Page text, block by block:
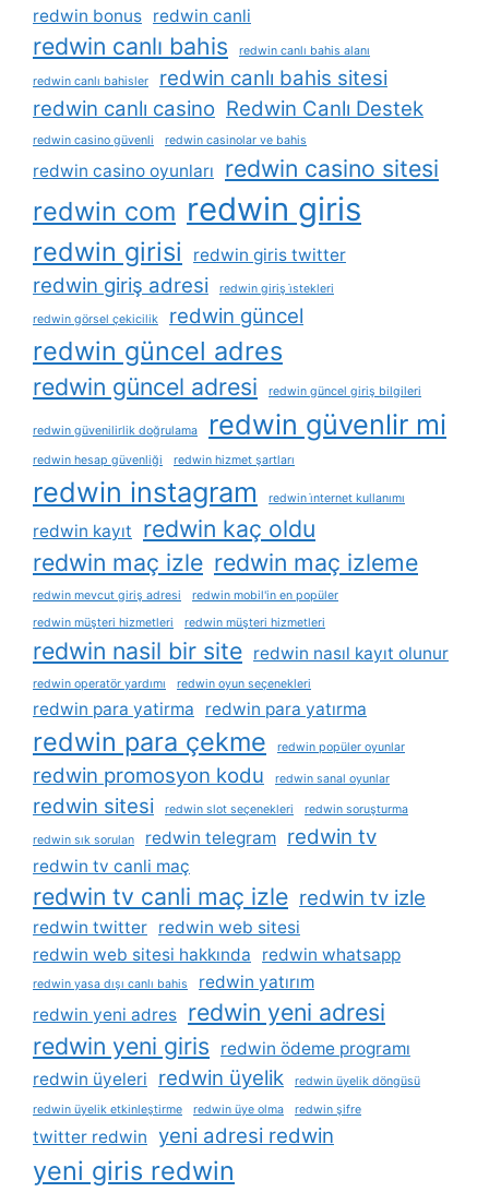
redwin bonus redwin canli
redwin canlı bahis redwin canlı bahis alanı
redwin canlı bahisler
redwin canlı bahis sitesi
redwin canlı casino Redwin Canlı Destek
redwin casino güvenli redwin casinolar ve bahis
redwin casino oyunları redwin casino sitesi
redwin com redwin giris
redwin girisi redwin giris twitter
redwin giriş adresi redwin giriş i̇stekleri
redwin görsel çekicilik redwin güncel
redwin güncel adres
redwin güncel adresi redwin güncel giriş bilgileri
redwin güvenilirlik doğrulama redwin güvenlir mi
redwin hesap güvenliği redwin hizmet şartları
redwin instagram redwin i̇nternet kullanımı
redwin kayıt
redwin kaç oldu
redwin maç izle redwin maç izleme
redwin mevcut giriş adresi
redwin mobil'in en popüler
redwin müşteri hizmetleri
redwin müşteri hizmetleri
redwin nasil bir site redwin nasıl kayıt olunur
redwin operatör yardımı redwin oyun seçenekleri
redwin para yatirma redwin para yatırma
redwin para çekme redwin popüler oyunlar
redwin promosyon kodu redwin sanal oyunlar
redwin sitesi redwin slot seçenekleri redwin soruşturma
redwin sık sorulan redwin telegram redwin tv
redwin tv canli maç
redwin tv canli maç izle redwin tv izle
redwin twitter redwin web sitesi
redwin web sitesi hakkında
redwin whatsapp
redwin yasa dışı canlı bahis
redwin yatırım
redwin yeni adres redwin yeni adresi
redwin yeni giris
redwin ödeme programı
redwin üyeleri
redwin üyelik
redwin üyelik döngüsü
redwin üyelik etkinleştirme
redwin üye olma redwin şifre
twitter redwin yeni adresi redwin
yeni giris redwin